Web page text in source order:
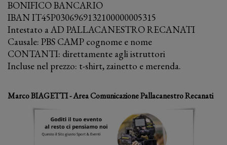
BONIFICO BANCARIO
IBAN IT45P0306969132100000005315
Intestato a AD PALLACANESTRO RECANATI
Causale: PBS CAMP cognome e nome
CONTANTI: direttamente agli istruttori
Incluse nel prezzo: t-shirt, zainetto e merenda.
Marco BIAGETTI - Area Comunicazione Pallacanestro Recanati